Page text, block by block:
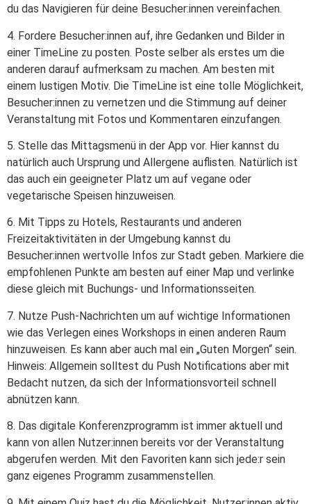
du das Navigieren für deine Besucher:innen vereinfachen.
4. Fordere Besucher:innen auf, ihre Gedanken und Bilder in
einer TimeLine zu posten. Poste selber als erstes um die
anderen darauf aufmerksam zu machen. Am besten mit
einem lustigen Motiv. Die TimeLine ist eine tolle Möglichkeit,
Besucher:innen zu vernetzen und die Stimmung auf deiner
Veranstaltung mit Fotos und Kommentaren einzufangen.
5. Stelle das Mittagsmenü in der App vor. Hier kannst du
natürlich auch Ursprung und Allergene auflisten. Natürlich ist
das auch ein geeigneter Platz um auf vegane oder
vegetarische Speisen hinzuweisen.
6. Mit Tipps zu Hotels, Restaurants und anderen
Freizeitaktivitäten in der Umgebung kannst du
Besucher:innen wertvolle Infos zur Stadt geben. Markiere die
empfohlenen Punkte am besten auf einer Map und verlinke
diese gleich mit Buchungs- und Informationsseiten.
7. Nutze Push-Nachrichten um auf wichtige Informationen
wie das Verlegen eines Workshops in einen anderen Raum
hinzuweisen. Es kann aber auch mal ein „Guten Morgen“ sein.
Hinweis: Allgemein solltest du Push Notifications aber mit
Bedacht nutzen, da sich der Informationsvorteil schnell
abnützen kann.
8. Das digitale Konferenzprogramm ist immer aktuell und
kann von allen Nutzer:innen bereits vor der Veranstaltung
abgerufen werden. Mit den Favoriten kann sich jede:r sein
ganz eigenes Programm zusammenstellen.